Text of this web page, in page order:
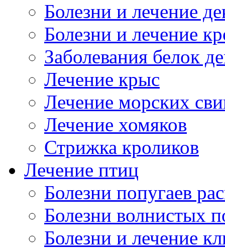
Болезни и лечение
Болезни и лечение
Заболевания белок
Лечение крыс
Лечение морских
Лечение хомяков
Стрижка кроликов
Лечение птиц
Болезни попугаев
Болезни волнистых
Болезни и лечение